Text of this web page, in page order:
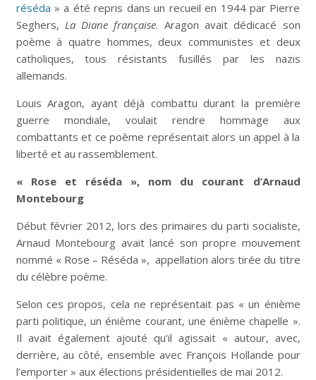
réséda » a été repris dans un recueil en 1944 par Pierre
Seghers, La Diane française. Aragon avait dédicacé son
poème à quatre hommes, deux communistes et deux
catholiques, tous résistants fusillés par les nazis
allemands.
Louis Aragon, ayant déjà combattu durant la première
guerre mondiale, voulait rendre hommage aux
combattants et ce poème représentait alors un appel à la
liberté et au rassemblement.
« Rose et réséda », nom du courant d’Arnaud
Montebourg
Début février 2012, lors des primaires du parti socialiste,
Arnaud Montebourg avait lancé son propre mouvement
nommé « Rose – Réséda », appellation alors tirée du titre
du célèbre poème.
Selon ces propos, cela ne représentait pas « un énième
parti politique, un énième courant, une énième chapelle ».
Il avait également ajouté qu’il agissait « autour, avec,
derrière, au côté, ensemble avec François Hollande pour
l’emporter » aux élections présidentielles de mai 2012.